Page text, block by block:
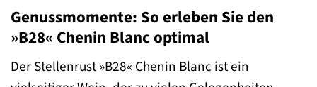
Genussmomente: So erleben Sie den
»B28« Chenin Blanc optimal
Der Stellenrust »B28« Chenin Blanc ist ein